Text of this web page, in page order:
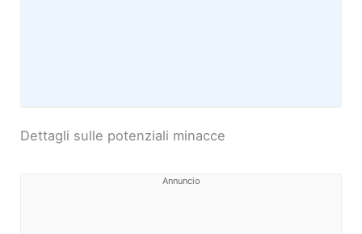
Dettagli sulle potenziali minacce
Annuncio